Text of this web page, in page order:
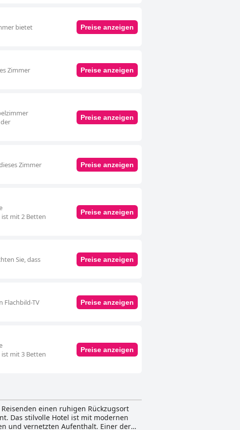
bietet
Preise anzeigen
Zimmer
Preise anzeigen
Preise anzeigen
Zimmer
Preise anzeigen
mit 2 Betten
Preise anzeigen
Sie, dass
Preise anzeigen
Flachbild-TV
Preise anzeigen
mit 3 Betten
Preise anzeigen
einen ruhigen Rückzugsort
Das stilvolle Hotel ist mit modernen
und vernetzten Aufenthalt. Einer der